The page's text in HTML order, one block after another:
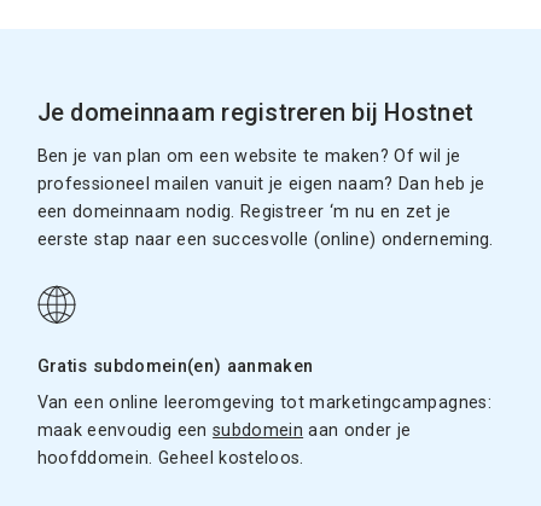
Je domeinnaam registreren bij Hostnet
Ben je van plan om een website te maken? Of wil je
professioneel mailen vanuit je eigen naam? Dan heb je
een domeinnaam nodig. Registreer ‘m nu en zet je
eerste stap naar een succesvolle (online) onderneming.
Gratis subdomein(en) aanmaken
Van een online leeromgeving tot marketingcampagnes:
maak eenvoudig eensubdomein aan onder je
hoofddomein. Geheel kosteloos.